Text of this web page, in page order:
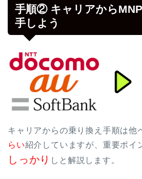
手順② キャリアから
手しよう
キャリアからの乗り換え手順は他
らい紹介していますが、重要ポイ
しっかり しと解説します。